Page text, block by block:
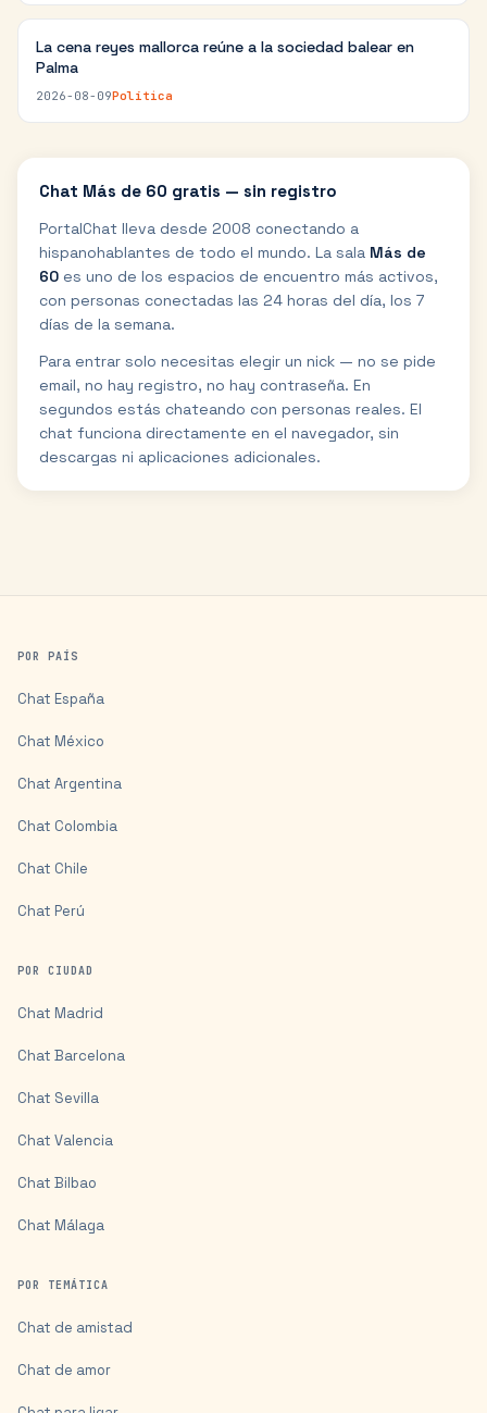
La cena reyes mallorca reúne a la sociedad balear en
Palma
2026-08-09Política
Chat Más de 60 gratis — sin registro
PortalChat lleva desde 2008 conectando a
hispanohablantes de todo el mundo. La sala Más de
60 es uno de los espacios de encuentro más activos,
con personas conectadas las 24 horas del día, los 7
días de la semana.
Para entrar solo necesitas elegir un nick — no se pide
email, no hay registro, no hay contraseña. En
segundos estás chateando con personas reales. El
chat funciona directamente en el navegador, sin
descargas ni aplicaciones adicionales.
POR PAÍS
Chat España
Chat México
Chat Argentina
Chat Colombia
Chat Chile
Chat Perú
POR CIUDAD
Chat Madrid
Chat Barcelona
Chat Sevilla
Chat Valencia
Chat Bilbao
Chat Málaga
POR TEMÁTICA
Chat de amistad
Chat de amor